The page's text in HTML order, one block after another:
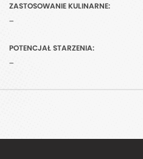
ZASTOSOWANIE KULINARNE:
-
POTENCJAŁ STARZENIA:
-